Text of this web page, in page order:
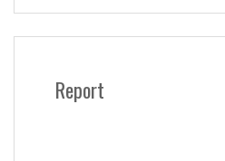
Report